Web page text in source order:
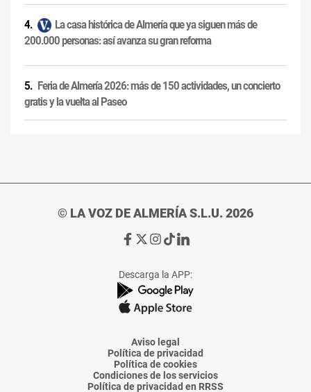
La casa histórica de Almería que ya siguen más de
200.000 personas: así avanza su gran reforma
Feria de Almería 2026: más de 150 actividades, un concierto
gratis y la vuelta al Paseo
© LA VOZ DE ALMERÍA S.L.U. 2026
Ir
de
La
Voz
Almería
Ir
de
La
Voz
Almería
Ir
de
La
Voz
Almería
Ir
de
La
Voz
Almería
Ir
de
La
Voz
Descarga la APP:
Aviso legal
Política de privacidad
Política de cookies
Condiciones de los servicios
Política de privacidad en RRSS